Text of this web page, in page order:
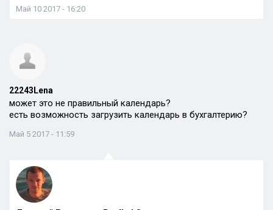
Май 10 2017 - 16:20
22243Lena
может это не правильный календарь?
есть возможность загрузить календарь в бухгалтерию?
Май 5 2017 - 11:59